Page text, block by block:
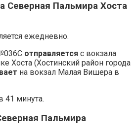
Северная Пальмира Хоста
ежедневно.
отправляется с вокзала
Хоста (Хостинский район города
на вокзал Малая Вишера в
41 минута.
Пальмира